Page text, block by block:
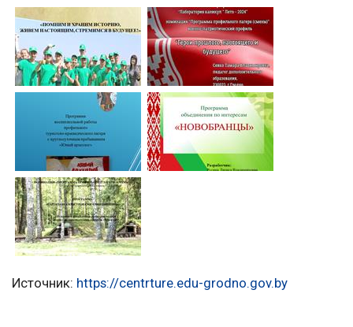
Источник: https://centrture.edu-grodno.gov.by